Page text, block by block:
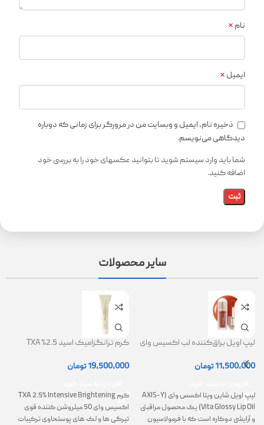
نام *
ایمیل *
ذخیره نام، ایمیل و وبسایت من در مرورگر برای زمانی که دوباره
دیدگاهی می‌نویسم.
شما باید وارد سیستم شوید تا بتوانید عکسهای خود را به بررسی خود
اضافه کنید.
سایر محصولات
لیپ اویل براق‌کننده لب اکسیس وای
11,500,000تومان
لیپ اویل شاین ویتا اکسس وای (AXIS-Y
Vita Glossy Lip Oil) یک محصول مراقبتی
و آرایشی دوکاره است که با فرمولاسیون
کرم ترانگزامیک اسید 2.5% TXA
19,500,000تومان
کرم TXA 2.5% Intensive Brightening
اکسیس وای 50 میلروشن کننده قوی
تیرگی ها و لک های پوستحاوی ترکیبات